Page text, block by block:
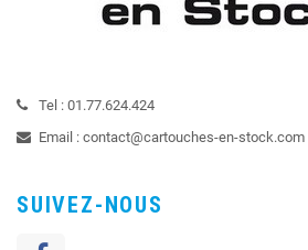
Tel : 01.77.624.424
Email : contact@cartouches-en-stock.com
SUIVEZ-NOUS